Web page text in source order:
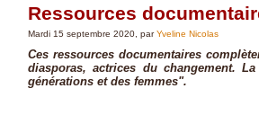
Ressources
Mardi 15 septembre 2020, parYveline Nicolas
Ces ressources documentaires
diasporas, actrices du changement.
générations et des femmes".